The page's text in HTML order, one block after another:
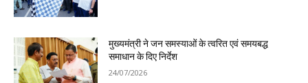
मुख्यमंत्री ने जन समस्याओं के त्वरित एवं समयबद्ध
समाधान के दिए निर्देश
24/07/2026